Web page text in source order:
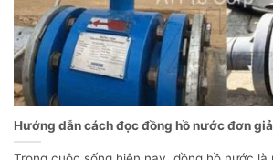
Hướng dẫn cách đọc đồng hồ nước đơn